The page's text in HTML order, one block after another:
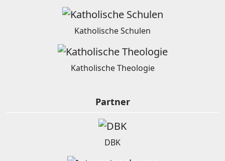
Katholische Schulen
Katholische Theologie
Partner
DBK